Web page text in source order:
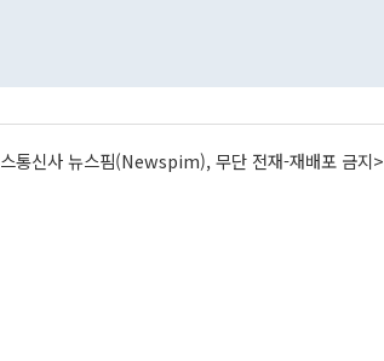
통신사 뉴스핌(Newspim), 무단 전재-재배포 금지>